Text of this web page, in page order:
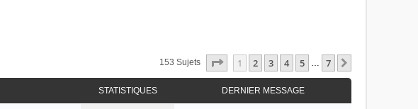
153 Sujets Page Sur7
1 2 3 4 5 … 7
STATISTIQUES DERNIER MESSAGE